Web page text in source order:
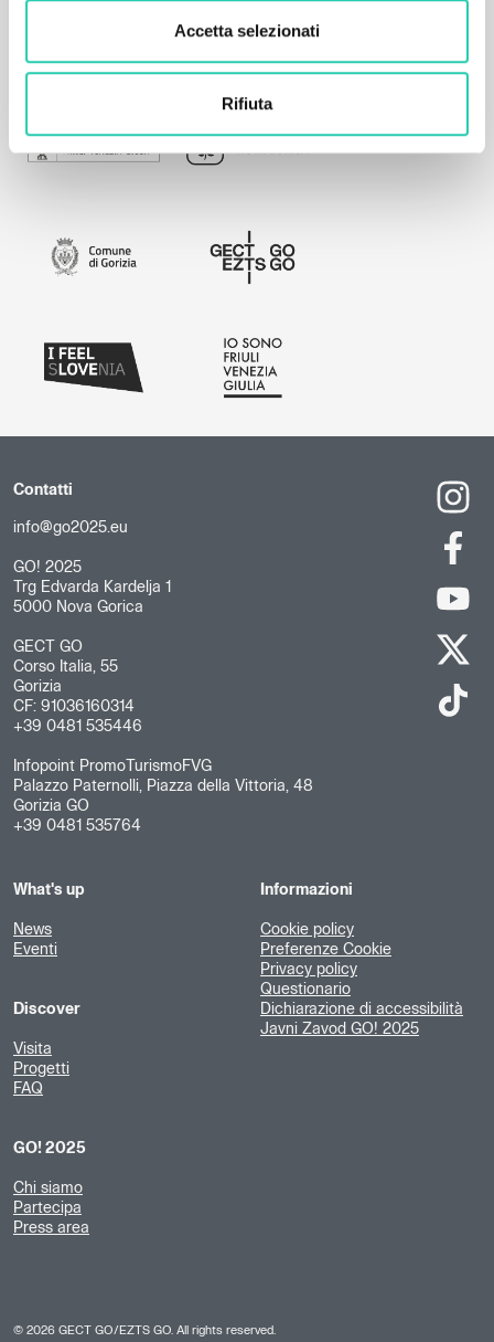
Accetta selezionati
Rifiuta
Contatti
info@go2025.eu
GO! 2025
Trg Edvarda Kardelja 1
5000 Nova Gorica
GECT GO
Corso Italia, 55
Gorizia
CF: 91036160314
+39 0481 535446
Infopoint PromoTurismoFVG
Palazzo Paternolli, Piazza della Vittoria, 48
Gorizia GO
+39 0481 535764
What's up
News
Eventi
Discover
Visita
Progetti
FAQ
GO! 2025
Chi siamo
Partecipa
Press area
Informazioni
Cookie policy
Preferenze Cookie
Privacy policy
Questionario
Dichiarazione di accessibilità
Javni Zavod GO! 2025
© 2026 GECT GO/EZTS GO. All rights reserved.